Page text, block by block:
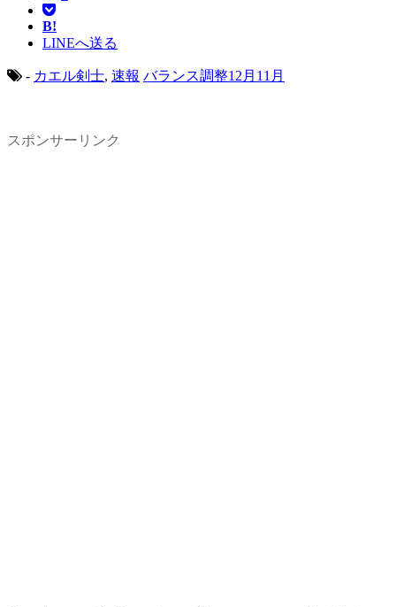
B!
LINEへ送る
- カエル剣士, 速報 バランス調整12月11月
スポンサーリンク